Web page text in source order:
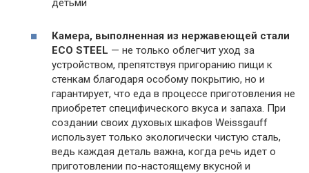
детьми
Камера, выполненная из нержавеющей стали
ECO STEEL — не только облегчит уход за
устройством, препятствуя пригоранию пищи к
стенкам благодаря особому покрытию, но и
гарантирует, что еда в процессе приготовления не
приобретет специфического вкуса и запаха. При
создании своих духовых шкафов Weissgauff
использует только экологически чистую сталь,
ведь каждая деталь важна, когда речь идет о
приготовлении по-настоящему вкусной и